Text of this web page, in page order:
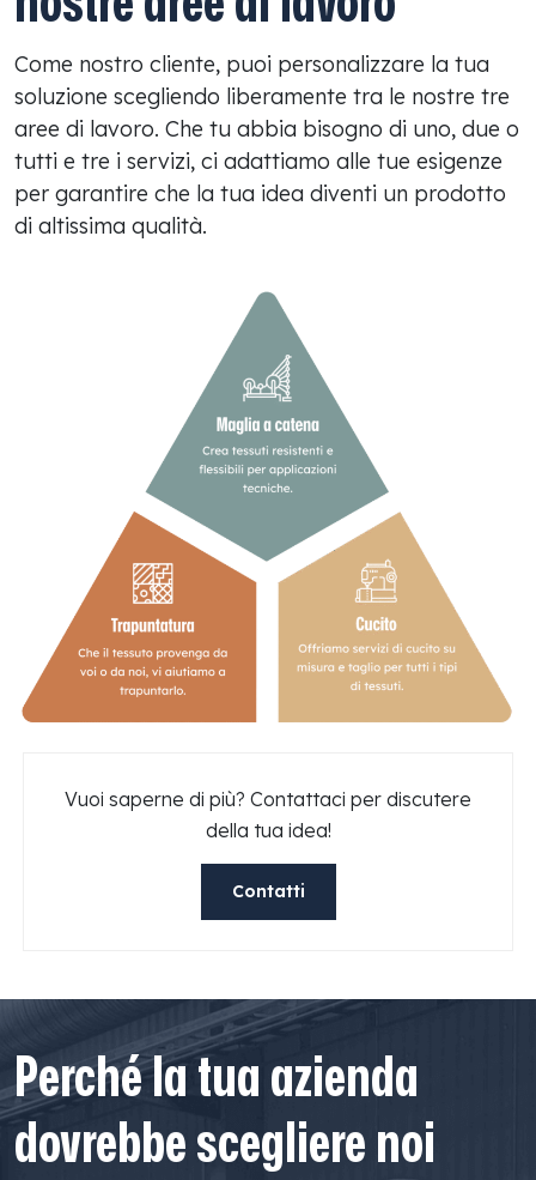
Come nostro cliente, puoi personalizzare la tua
soluzione scegliendo liberamente tra le nostre tre
aree di lavoro. Che tu abbia bisogno di uno, due o
tutti e tre i servizi, ci adattiamo alle tue esigenze
per garantire che la tua idea diventi un prodotto
di altissima qualità.
Vuoi saperne di più? Contattaci per discutere
della tua idea!
Contatti
Perché la tua azienda
dovrebbe scegliere noi